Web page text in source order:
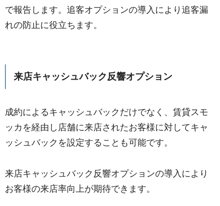
で報告します。追客オプションの導入により追客漏
れの防止に役立ちます。
来店キャッシュバック反響オプション
成約によるキャッシュバックだけでなく、賃貸スモ
ッカを経由し店舗に来店されたお客様に対してキャ
ッシュバックを設定することも可能です。
来店キャッシュバック反響オプションの導入により
お客様の来店率向上が期待できます。